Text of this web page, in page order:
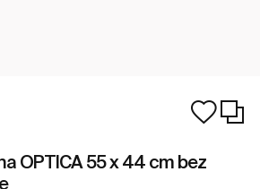
OPTICA 55 x 44 cm bez